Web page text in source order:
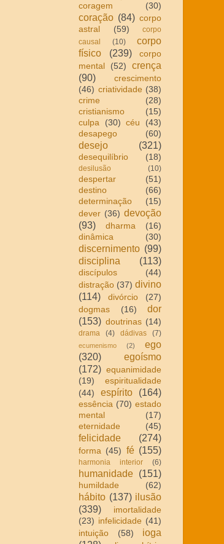
coragem
(30)
coração (84) corpo
astral
(59)
corpo
causal
(10)
corpo
físico
(239)
corpo
mental
(52)
crença
(90)
crescimento
(46) criatividade (38)
crime
(28)
cristianismo
(15)
culpa
(30) céu
(43)
desapego
(60)
desejo (321)
desequilíbrio (18)
desilusão (10)
despertar
(51)
destino
(66)
determinação
(15)
dever (36) devoção
(93)
dharma
(16)
dinâmica
(30)
discernimento (99)
disciplina
(113)
discípulos
(44)
distração (37) divino
(114)
divórcio
(27)
dogmas
(16)
dor
(153) doutrinas (14)
drama (4) dádivas (7)
ecumenismo (2)
ego
(320)
egoísmo
(172) equanimidade
(19)
espiritualidade
(44)
espírito (164)
essência (70) estado
mental
(17)
eternidade
(45)
felicidade (274)
forma (45) fé (155)
harmonia interior (6)
humanidade (151)
humildade (62)
hábito (137) ilusão
(339)
imortalidade
(23) infelicidade (41)
intuição
(58)
ioga